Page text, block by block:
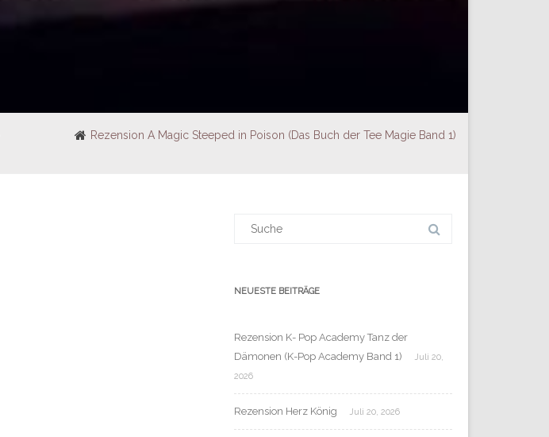
Rezension A Magic Steeped in Poison (Das Buch der Tee Magie Band 1)
NEUESTE BEITRÄGE
Rezension K- Pop Academy Tanz der
Dämonen (K-Pop Academy Band 1)
Juli 20,
2026
Rezension Herz König Juli 20, 2026